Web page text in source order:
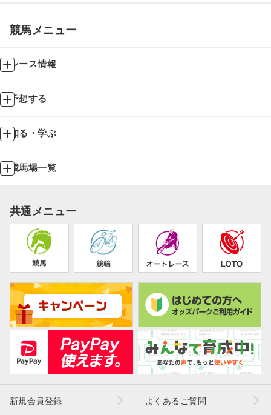
競馬メニュー
レース情報
予想する
知る・学ぶ
競馬場一覧
共通メニュー
新規会員登録 よくあるご質問